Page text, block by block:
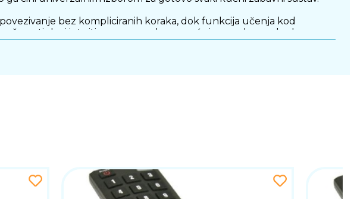
bez kompliciranih koraka, dok funkcija učenja kod
tipke i intuitivan raspored omogućuju ugodno svakodnevno